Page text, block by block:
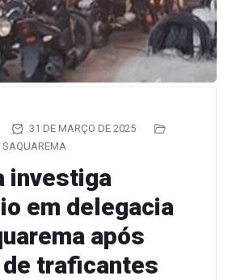
31 DE MARÇO DE 2025
SAQUAREMA
investiga
em delegacia
após
traficantes